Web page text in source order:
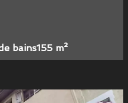
bains155 m²